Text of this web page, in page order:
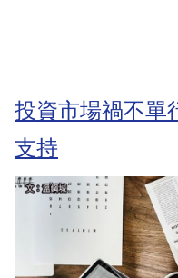
投資市場禍不單
支持